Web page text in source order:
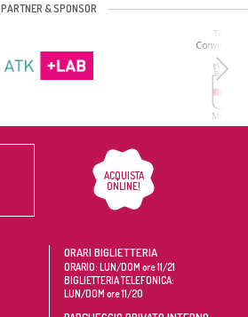
PARTNER & SPONSOR
ACQUISTA
ONLINE!
ORARI BIGLIETTERIA
ORARIO: LUN/DOM ore 11/21
BIGLIETTERIA TELEFONICA:
LUN/DOM ore 11/20